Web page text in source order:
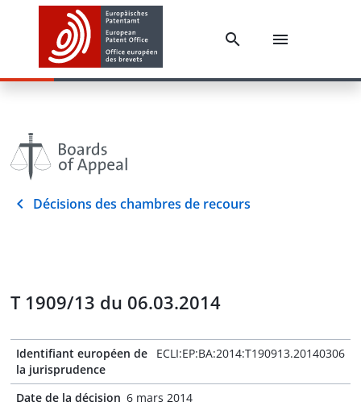
Décisions des chambres de recours
T 1909/13 du 06.03.2014
Identifiant européen de
la jurisprudence
ECLI:EP:BA:2014:T190913.20140306
Date de la décision 6 mars 2014